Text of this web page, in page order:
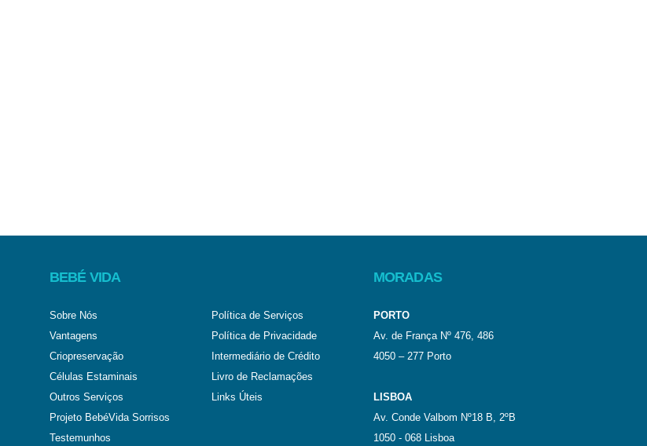
BEBÉ VIDA
Sobre Nós
Vantagens
Criopreservação
Células Estaminais
Outros Serviços
Projeto BebéVida Sorrisos
Testemunhos
Política de Serviços
Política de Privacidade
Intermediário de Crédito
Livro de Reclamações
Links Úteis
MORADAS
PORTO
Av. de França Nº 476, 486
4050 – 277 Porto
LISBOA
Av. Conde Valbom Nº18 B, 2ºB
1050 - 068 Lisboa